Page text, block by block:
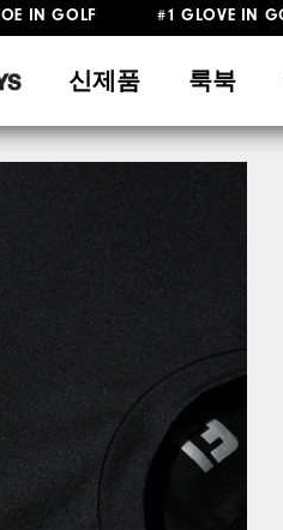
10만원 이상 구매 시 배송·반품 무료
신제품 룩북